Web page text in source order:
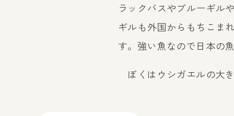
ラックバスやブルーギル
ギルも外国からもちこま
す。強い魚なので日本の
ぼくはウシガエルの大